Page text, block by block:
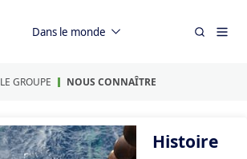
Dans le monde
LE GROUPE NOUS CONNAÎTRE
Histoire